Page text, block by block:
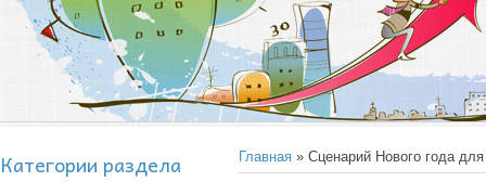
Категории раздела Главная » Сценарий Нового года